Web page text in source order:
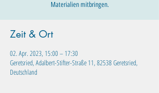
Materialien mitbringen.
Zeit & Ort
02. Apr. 2023, 15:00 – 17:30
Geretsried, Adalbert-Stifter-Straße 11, 82538 Geretsried,
Deutschland